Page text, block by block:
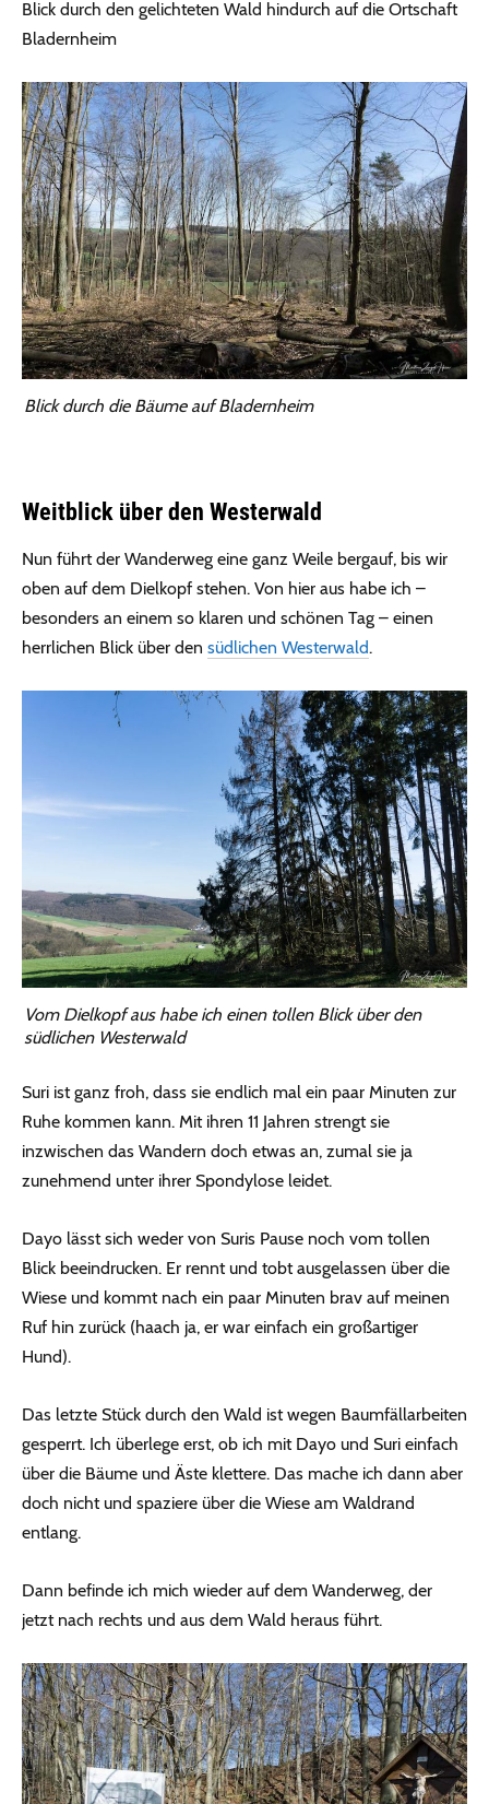
Blick durch den gelichteten Wald hindurch auf die Ortschaft
Bladernheim
Blick durch die Bäume auf Bladernheim
Weitblick über den Westerwald
Nun führt der Wanderweg eine ganz Weile bergauf, bis wir
oben auf dem Dielkopf stehen. Von hier aus habe ich –
besonders an einem so klaren und schönen Tag – einen
herrlichen Blick über den südlichen Westerwald.
Vom Dielkopf aus habe ich einen tollen Blick über den
südlichen Westerwald
Suri ist ganz froh, dass sie endlich mal ein paar Minuten zur
Ruhe kommen kann. Mit ihren 11 Jahren strengt sie
inzwischen das Wandern doch etwas an, zumal sie ja
zunehmend unter ihrer Spondylose leidet.
Dayo lässt sich weder von Suris Pause noch vom tollen
Blick beeindrucken. Er rennt und tobt ausgelassen über die
Wiese und kommt nach ein paar Minuten brav auf meinen
Ruf hin zurück (haach ja, er war einfach ein großartiger
Hund).
Das letzte Stück durch den Wald ist wegen Baumfällarbeiten
gesperrt. Ich überlege erst, ob ich mit Dayo und Suri einfach
über die Bäume und Äste klettere. Das mache ich dann aber
doch nicht und spaziere über die Wiese am Waldrand
entlang.
Dann befinde ich mich wieder auf dem Wanderweg, der
jetzt nach rechts und aus dem Wald heraus führt.